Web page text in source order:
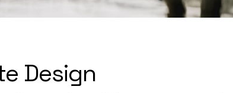
Design